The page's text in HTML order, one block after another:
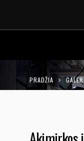
PRADŽIA
"PLAUKIKAS"